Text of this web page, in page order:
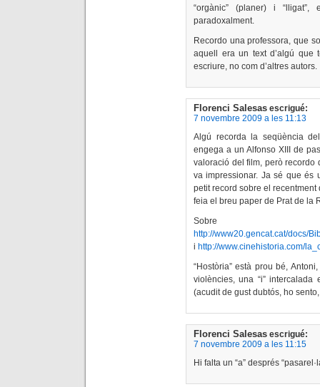
“orgànic” (planer) i
paradoxalment.
Recordo una professora, que
aquell era un text d’algú que
escriure, no com d’altres autors.
Florenci Salesas escrigué:
7 novembre 2009 a les 11:13
Algú recorda la seqüència
engega a un Alfonso XIII de
valoració del film, però recordo
va impressionar. Ja sé que és
petit record sobre el
feia el breu paper de Prat de la
http://www20.gencat.cat/docs/
i http://www.cinehistoria.com/
“Hostòria” està prou bé,
violències, una “i” intercalada
(acudit de gust dubtós, ho
Florenci Salesas escrigué:
7 novembre 2009 a les 11:15
Hi falta un “a” després